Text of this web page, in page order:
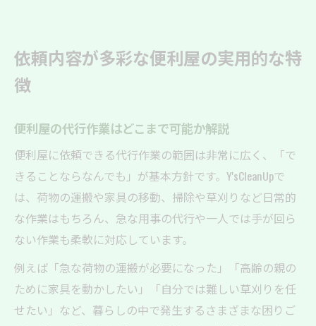
依頼内容が多彩な便利屋の実用的な特
徴
便利屋の代行作業はどこまで可能か解説
便利屋に依頼できる代行作業の範囲は非常に広く、「で
きることならなんでも」が基本方針です。Y'sCleanUpで
は、荷物の運搬や家具の移動、掃除や草刈りなど日常的
な作業はもちろん、急な用事の代行や一人では手が回ら
ない作業も柔軟に対応しています。
例えば「急な荷物の運搬が必要になった」「高齢の親の
ために家具を動かしたい」「自分では難しい草刈りを任
せたい」など、暮らしの中で発生するさまざまな困りご